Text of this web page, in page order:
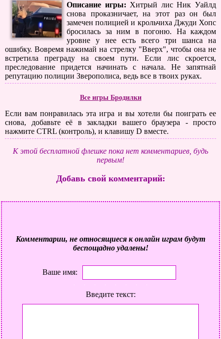
Описание игры: Хитрый лис Ник Уайлд
снова проказничает, на этот раз он был
замечен полицией и крольчиха Джуди Хопс
бросилась за ним в погоню. На каждом
уровне у нее есть всего три шанса на
ошибку. Вовремя нажимай на стрелку "Вверх", чтобы она не
встретила преграду на своем пути. Если лис скроется,
преследование придется начинать с начала. Не запятнай
репутацию полиции Зверополиса, ведь все в твоих руках.
Все игры Бродилки
Если вам понравилась эта игра и вы хотели бы поиграть ее
снова, добавьте её в закладки вашего браузера - просто
нажмите CTRL (контроль), и клавишу D вместе.
К этой бесплатной флешке пока нет комментариев, будь
первым!
Добавь свой комментарий:
Комментарии, не относящиеся к онлайн играм будут
беспощадно удалены!
Ваше имя:
Введите текст: